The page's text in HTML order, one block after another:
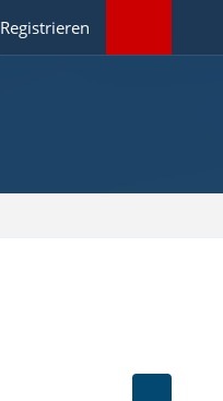
Registrieren